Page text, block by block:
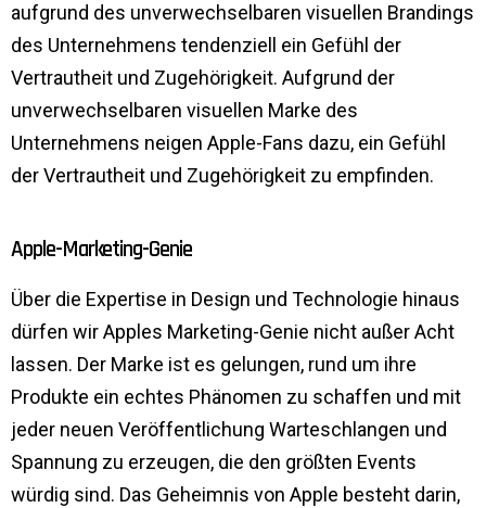
aufgrund des unverwechselbaren visuellen Brandings
des Unternehmens tendenziell ein Gefühl der
Vertrautheit und Zugehörigkeit. Aufgrund der
unverwechselbaren visuellen Marke des
Unternehmens neigen Apple-Fans dazu, ein Gefühl
der Vertrautheit und Zugehörigkeit zu empfinden.
Apple-Marketing-Genie
Über die Expertise in Design und Technologie hinaus
dürfen wir Apples Marketing-Genie nicht außer Acht
lassen. Der Marke ist es gelungen, rund um ihre
Produkte ein echtes Phänomen zu schaffen und mit
jeder neuen Veröffentlichung Warteschlangen und
Spannung zu erzeugen, die den größten Events
würdig sind. Das Geheimnis von Apple besteht darin,